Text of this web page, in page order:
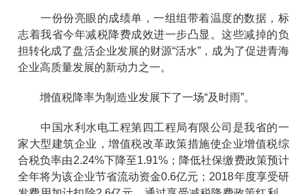
一份份亮眼的成绩单，一组组带着温度的数据，标
志着我省今年减税降费成效进一步凸显。这些减掉的负
担转化成了盘活企业发展的财源“活水”，成为了促进青海
企业高质量发展的新动力之一。
增值税降率为制造业发展下了一场“及时雨”。
中国水利水电工程第四工程局有限公司是我省的一
家大型建筑企业，增值税改革政策措施使企业增值税综
合税负率由2.24%下降至1.91%；降低社保缴费政策预计
全年将为该企业节省流动资金0.6亿元；2018年度享受研